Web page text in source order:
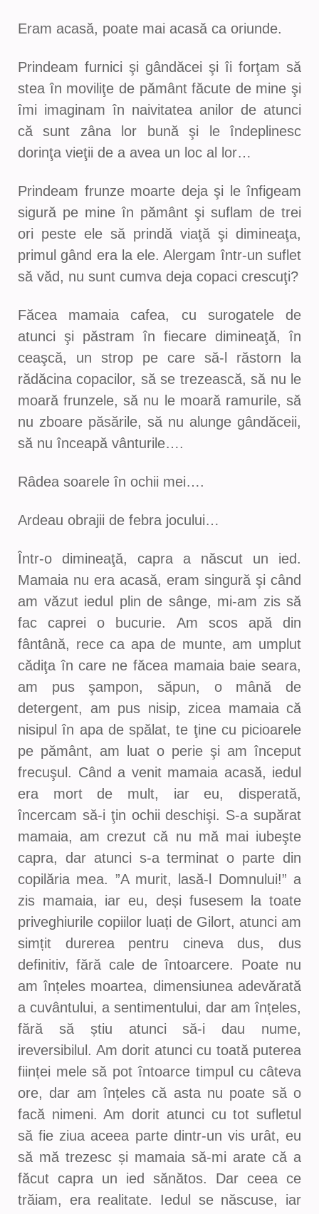
Eram acasă, poate mai acasă ca oriunde.
Prindeam furnici şi gândăcei şi îi forţam să
stea în moviliţe de pământ făcute de mine şi
îmi imaginam în naivitatea anilor de atunci
că sunt zâna lor bună şi le îndeplinesc
dorinţa vieţii de a avea un loc al lor…
Prindeam frunze moarte deja şi le înfigeam
sigură pe mine în pământ şi suflam de trei
ori peste ele să prindă viaţă şi dimineaţa,
primul gând era la ele. Alergam într-un suflet
să văd, nu sunt cumva deja copaci crescuţi?
Făcea mamaia cafea, cu surogatele de
atunci şi păstram în fiecare dimineaţă, în
ceaşcă, un strop pe care să-l răstorn la
rădăcina copacilor, să se trezească, să nu le
moară frunzele, să nu le moară ramurile, să
nu zboare păsările, să nu alunge gândăceii,
să nu înceapă vânturile….
Râdea soarele în ochii mei….
Ardeau obrajii de febra jocului…
Într-o dimineaţă, capra a născut un ied.
Mamaia nu era acasă, eram singură şi când
am văzut iedul plin de sânge, mi-am zis să
fac caprei o bucurie. Am scos apă din
fântână, rece ca apa de munte, am umplut
cădiţa în care ne făcea mamaia baie seara,
am pus şampon, săpun, o mână de
detergent, am pus nisip, zicea mamaia că
nisipul în apa de spălat, te ţine cu picioarele
pe pământ, am luat o perie şi am început
frecuşul. Când a venit mamaia acasă, iedul
era mort de mult, iar eu, disperată,
încercam să-i ţin ochii deschişi. S-a supărat
mamaia, am crezut că nu mă mai iubeşte
capra, dar atunci s-a terminat o parte din
copilăria mea. ”A murit, lasă-l Domnului!” a
zis mamaia, iar eu, deși fusesem la toate
priveghiurile copiilor luați de Gilort, atunci am
simțit durerea pentru cineva dus, dus
definitiv, fără cale de întoarcere. Poate nu
am înțeles moartea, dimensiunea adevărată
a cuvântului, a sentimentului, dar am înțeles,
fără să știu atunci să-i dau nume,
ireversibilul. Am dorit atunci cu toată puterea
ființei mele să pot întoarce timpul cu câteva
ore, dar am înțeles că asta nu poate să o
facă nimeni. Am dorit atunci cu tot sufletul
să fie ziua aceea parte dintr-un vis urât, eu
să mă trezesc și mamaia să-mi arate că a
făcut capra un ied sănătos. Dar ceea ce
trăiam, era realitate. Iedul se născuse, iar